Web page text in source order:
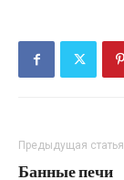
Предыдущая статья
Банные печи